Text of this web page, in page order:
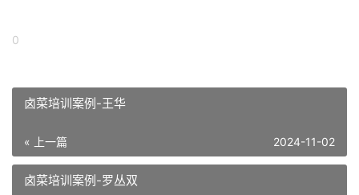
0
卤菜培训案例-王华
« 上一篇 2024-11-02
卤菜培训案例-罗丛双